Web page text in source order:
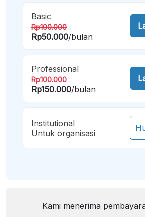
Basic
Rp100.000
Rp50.000/bulan
Professional
Rp100.000
Rp150.000/bulan
Institutional
Untuk organisasi
Kami menerima